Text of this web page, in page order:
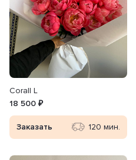
Сorall L
18 500 ₽
Заказать 120 мин.